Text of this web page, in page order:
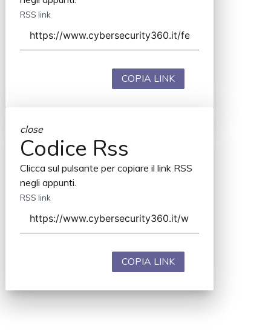
RSS link
COPIA LINK
close
Codice Rss
Clicca sul pulsante per copiare il link RSS
negli appunti.
RSS link
COPIA LINK